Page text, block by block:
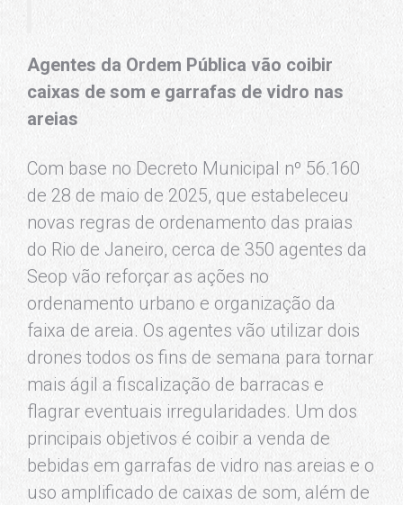
Agentes da Ordem Pública vão coibir
caixas de som e garrafas de vidro nas
areias
Com base no Decreto Municipal nº 56.160
de 28 de maio de 2025, que estabeleceu
novas regras de ordenamento das praias
do Rio de Janeiro, cerca de 350 agentes da
Seop vão reforçar as ações no
ordenamento urbano e organização da
faixa de areia. Os agentes vão utilizar dois
drones todos os fins de semana para tornar
mais ágil a fiscalização de barracas e
flagrar eventuais irregularidades. Um dos
principais objetivos é coibir a venda de
bebidas em garrafas de vidro nas areias e o
uso amplificado de caixas de som, além de